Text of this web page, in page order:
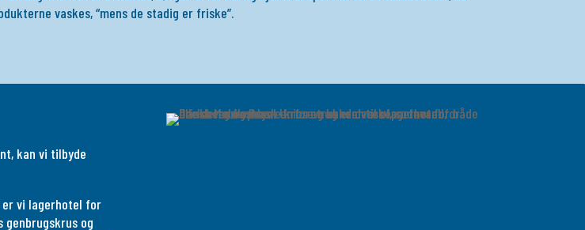
vaskes, “mens de stadig er friske”.
kan vi tilbyde
vi lagerhotel for
genbrugskrus og